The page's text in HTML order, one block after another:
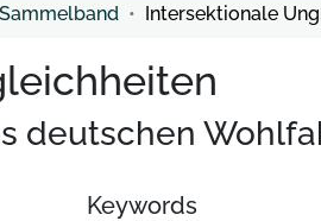
deutschen
Keywords